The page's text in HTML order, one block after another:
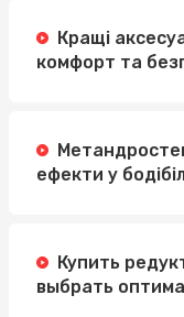
Кращі
комфорт та
ефекти у
Купить
выбрать